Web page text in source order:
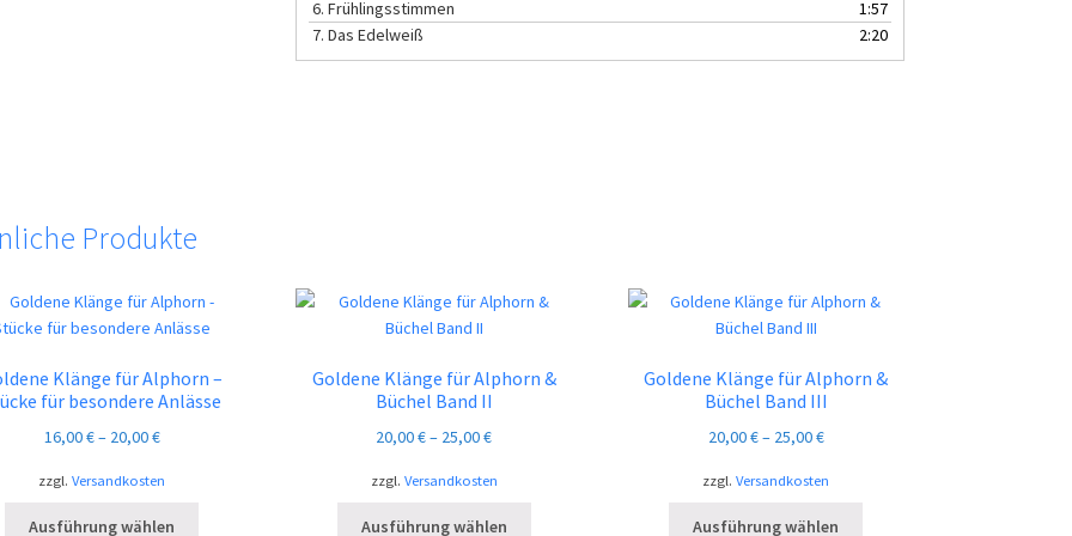
6.Frühlingsstimmen
1:57
7.Das Edelweiß 2:20
Produkte
Klänge für Alphorn –
für besondere Anlässe
16,00€– 20,00€
zzgl.Versandkosten
Ausführung wählen
Goldene Klänge für Alphorn &
Büchel Band II
20,00€– 25,00€
zzgl. Versandkosten
Ausführung wählen
Goldene Klänge für Alphorn &
Büchel Band III
20,00€– 25,00€
zzgl.Versandkosten
Ausführung wählen